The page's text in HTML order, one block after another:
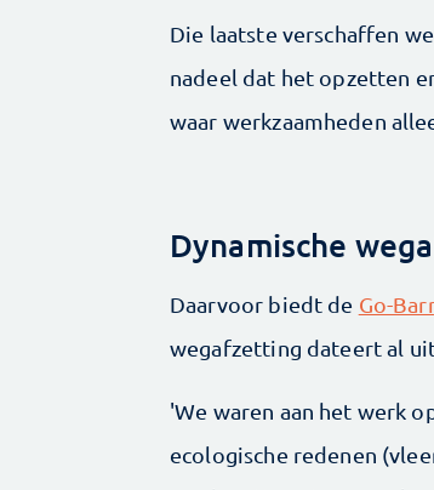
Die laatste verschaffen
nadeel dat het opzetten
waar werkzaamheden
Dynamische
Daarvoor biedt de Go-
wegafzetting dateert al uit
'We waren aan het werk
ecologische redenen